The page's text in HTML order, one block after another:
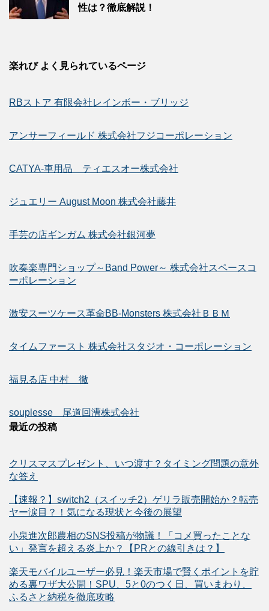
性は？徹底解説！
楽れび よく見られているページ
RBストア 有限会社レインボー・ブリッジ
アンサーフィールド 株式会社フジコーポレーション
CATYA-車用品 ティエスオー株式会社
ジュエリー August Moon 株式会社藤井
手芸の店ギンガム 株式会社銀河夢
吹奏楽専門ショップ～Band Power～ 株式会社スペースコ
ーポレーション
激安スーツケース革命BB-Monsters 株式会社ＢＢＭ
タイムファースト 株式会社スタジオ・コーポレーション
福見る店 中村 徹
souplesse 尾道回漕株式会社
最近の投稿
クリスマスプレゼント、いつ渡す？タイミング問題の意外
な答え
【速報？】switch2（スイッチ2）ゲリラ販売開始か？転売
ヤー涙目？！気になる現状と今後の展望
小泉進次郎農相のSNS投稿が物議！「コメ買ったことな
い」発言を超える炎上か？【PRとの線引きは？】
楽天モバイルユーザー必見！楽天市場で賢くポイントを貯
める裏ワザ大公開！SPU、5と0のつく日、買いまわり、
ふるさと納税を徹底攻略